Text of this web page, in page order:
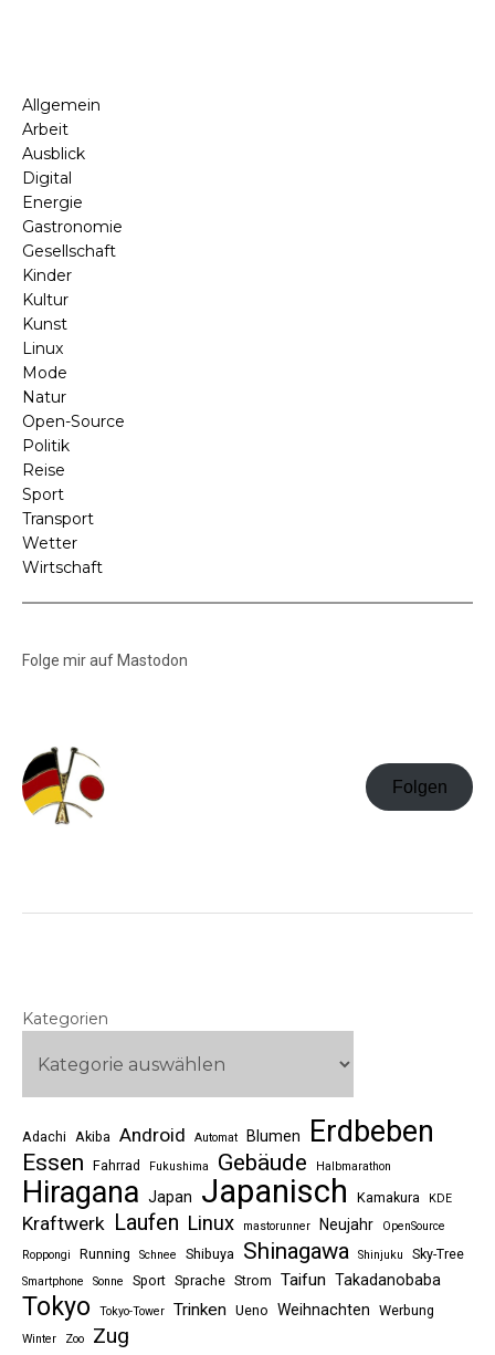
Allgemein
Arbeit
Ausblick
Digital
Energie
Gastronomie
Gesellschaft
Kinder
Kultur
Kunst
Linux
Mode
Natur
Open-Source
Politik
Reise
Sport
Transport
Wetter
Wirtschaft
Folge mir auf Mastodon
Folgen
Kategorien
Adachi Akiba Android Automat Blumen Erdbeben
Essen Fahrrad Fukushima Gebäude Halbmarathon
Hiragana Japan Japanisch Kamakura KDE
Kraftwerk Laufen Linux mastorunner Neujahr
OpenSource
Roppongi
Running Schnee Shibuya Shinagawa Shinjuku Sky-Tree
Smartphone Sonne Sport Sprache Strom Taifun Takadanobaba
Tokyo Tokyo-Tower Trinken Ueno Weihnachten Werbung
Winter Zoo Zug